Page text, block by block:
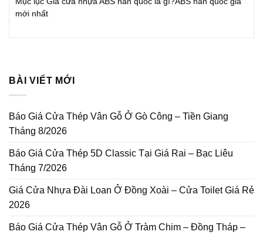
mới nhất
BÀI VIẾT MỚI
Báo Giá Cửa Thép Vân Gỗ Ở Gò Công – Tiền Giang
Tháng 8/2026
Báo Giá Cửa Thép 5D Classic Tại Giá Rai – Bạc Liêu
Tháng 7/2026
Giá Cửa Nhựa Đài Loan Ở Đồng Xoài – Cửa Toilet Giá Rẻ
2026
Báo Giá Cửa Thép Vân Gỗ Ở Tràm Chim – Đồng Tháp –